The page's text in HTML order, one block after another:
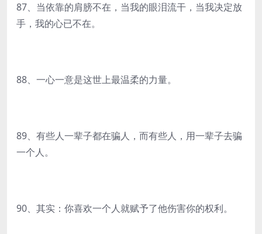
87、当依靠的肩膀不在，当我的眼泪流干，当我决定放
手，我的心已不在。
88、一心一意是这世上最温柔的力量。
89、有些人一辈子都在骗人，而有些人，用一辈子去骗
一个人。
90、其实：你喜欢一个人就赋予了他伤害你的权利。